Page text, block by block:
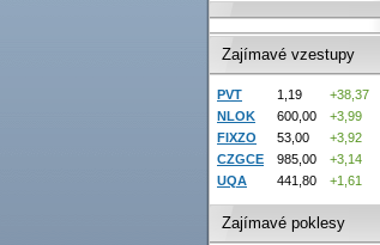
Zajímavé vzestupy
PVT 1,19
+38,37
NLOK
600,00
+3,99
FIXZO
53,00
+3,92
CZGCE
985,00
+3,14
UQA
441,80 +1,61
Zajímavé poklesy